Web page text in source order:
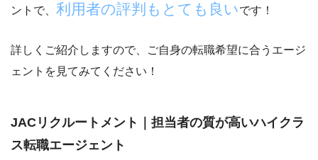
ントで、 利用者の評判もとても良いです！
詳しくご紹介しますので、ご自身の転職希望に合うエージ
ェントを見てみてください！
JACリクルートメント｜担当者の質が高いハイクラ
ス転職エージェント